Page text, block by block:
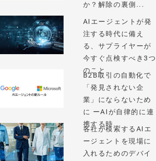
か？解除の裏側...
AIエージェントが発
注する時代に備え
る、サプライヤーが
今すぐ点検すべき3つ
のこと
B2B取引の自動化で
「発見されない企
業」にならないため
に ーAIが自律的に連
携する時...
各社が模索するAIエ
ージェントを現場に
入れるためのデバイ